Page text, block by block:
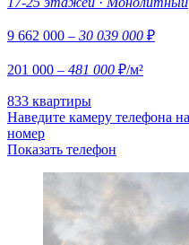
9 662 000 – 30 039 000 ₽
201 000 – 481 000 ₽/м²
833 квартиры
Наведите камеру телефона
номер
Показать телефон